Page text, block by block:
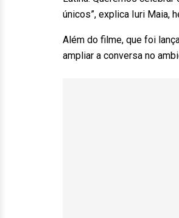
únicos”, explica Iuri Maia,
Além do filme, que foi
ampliar a conversa no